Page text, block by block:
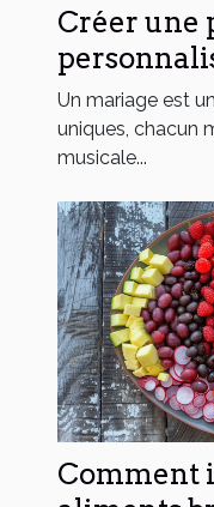
Créer une
moment
Un mariage est
uniques, chacun
musicale...
Comment